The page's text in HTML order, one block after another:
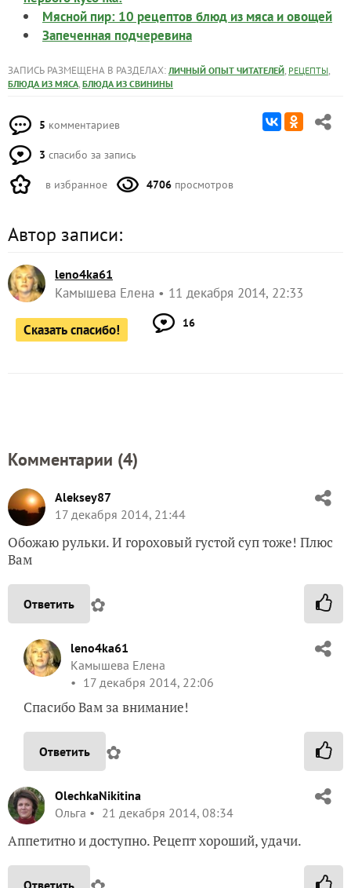
Мясной пир: 10 рецептов блюд из мяса и овощей
Запеченная подчеревина
ЗАПИСЬ РАЗМЕЩЕНА В РАЗДЕЛАХ: ЛИЧНЫЙ ОПЫТ ЧИТАТЕЛЕЙ, РЕЦЕПТЫ,
БЛЮДА ИЗ МЯСА, БЛЮДА ИЗ СВИНИНЫ
5 комментариев
3 спасибо за запись
в избранное 4706 просмотров
Автор записи:
leno4ka61
Камышева Елена 11 декабря 2014, 22:33
Сказать спасибо! 16
Комментарии (4)
Aleksey87
17 декабря 2014, 21:44
Обожаю рульки. И гороховый густой суп тоже! Плюс
Вам
Ответить ✿
leno4ka61
Камышева Елена
17 декабря 2014, 22:06
Спасибо Вам за внимание!
Ответить ✿
OlechkaNikitina
Ольга
21 декабря 2014, 08:34
Аппетитно и доступно. Рецепт хороший, удачи.